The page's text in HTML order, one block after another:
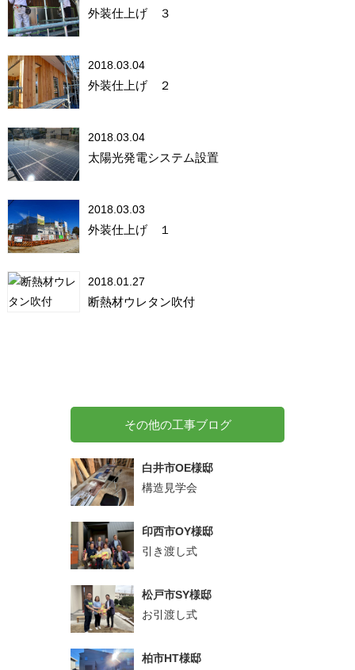
外装仕上げ ３
2018.03.04
外装仕上げ ２
2018.03.04
太陽光発電システム設置
2018.03.03
外装仕上げ １
2018.01.27
断熱材ウレタン吹付
その他の工事ブログ
白井市OE様邸
構造見学会
印西市OY様邸
引き渡し式
松戸市SY様邸
お引渡し式
柏市HT様邸